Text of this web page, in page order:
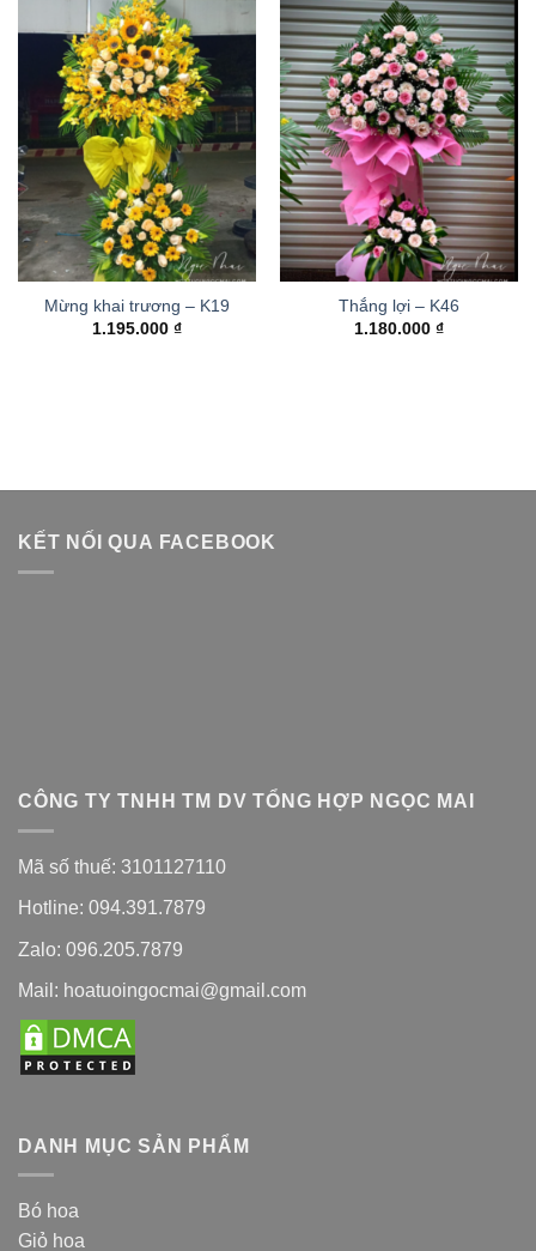
Mừng khai trương – K19
1.195.000 ₫
Thắng lợi – K46
1.180.000 ₫
KẾT NỐI QUA FACEBOOK
CÔNG TY TNHH TM DV TỔNG HỢP NGỌC MAI
Mã số thuế: 3101127110
Hotline: 094.391.7879
Zalo: 096.205.7879
Mail: hoatuoingocmai@gmail.com
DANH MỤC SẢN PHẨM
Bó hoa
Giỏ hoa